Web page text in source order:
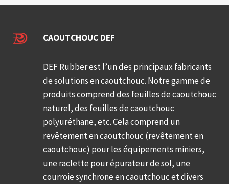
RÉSISTANTES
CAOUTCHOUC DEF
DEF Rubber est l’un des principaux fabricants
de solutions en caoutchouc. Notre gamme de
produits comprend des feuilles de caoutchouc
naturel, des feuilles de caoutchouc
polyuréthane, etc. Cela comprend un
revêtement en caoutchouc (revêtement en
caoutchouc) pour les équipements miniers,
une raclette pour épurateur de sol, une
courroie synchrone en caoutchouc et divers